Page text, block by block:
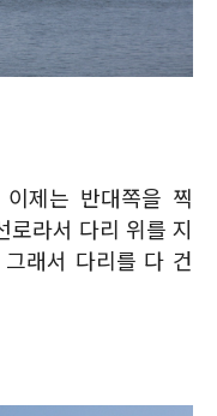
제는 반대쪽을 찍
라서 다리 위를 지
래서 다리를 다 건